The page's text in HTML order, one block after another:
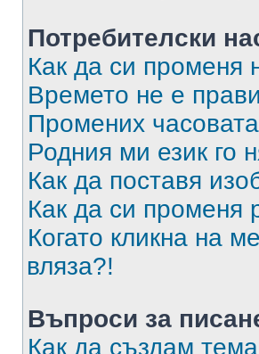
Потребителски
Как да си променя
Времето не е
Промених
Родния ми език го
Как да поставя
Как да си променя
Когато кликна на
вляза?!
Въпроси за
Как да създам